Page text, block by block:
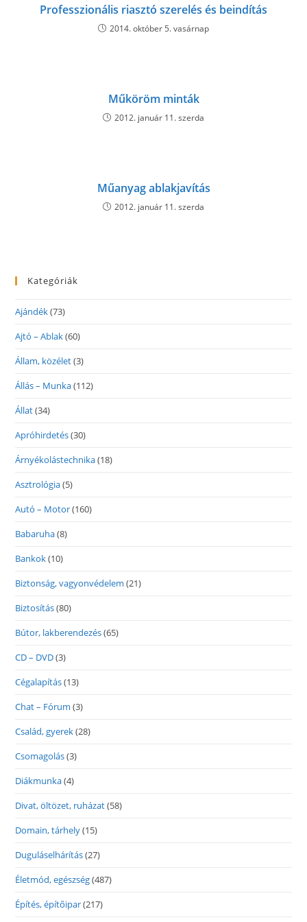
Professzionális riasztó szerelés és beindítás
2014. október 5. vasárnap
Műköröm minták
2012. január 11. szerda
Műanyag ablakjavítás
2012. január 11. szerda
Kategóriák
Ajándék(73)
Ajtó – Ablak(60)
Állam, közélet(3)
Állás – Munka(112)
Állat(34)
Apróhirdetés(30)
Árnyékolástechnika(18)
Asztrológia(5)
Autó – Motor(160)
Babaruha(8)
Bankok(10)
Biztonság, vagyonvédelem (21)
Biztosítás(80)
Bútor, lakberendezés(65)
CD – DVD(3)
Cégalapítás(13)
Chat – Fórum (3)
Család, gyerek(28)
Csomagolás(3)
Diákmunka(4)
Divat, öltözet, ruházat(58)
Domain, tárhely(15)
Duguláselhárítás(27)
Életmód, egészség(487)
Építés, építőipar(217)